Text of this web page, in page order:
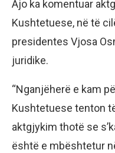
Ajo ka komentuar
Kushtetuese, në të
presidentes Vjosa
juridike.
“Nganjëherë e kam
Kushtetuese tenton
aktgjykim thotë se
është e mbështetur